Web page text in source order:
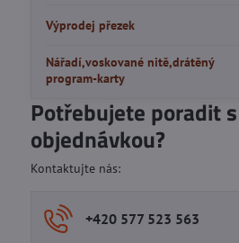
Výprodej přezek
Nářadí,voskované nitě,drátěný
program-karty
Potřebujete poradit s
objednávkou?
Kontaktujte nás:
+420 577 523 563